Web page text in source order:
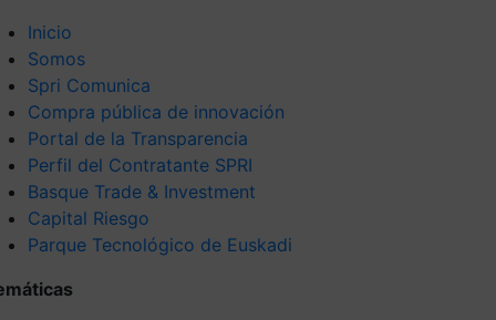
Inicio
Somos
Spri Comunica
Compra pública de innovación
Portal de la Transparencia
Perfil del Contratante SPRI
Basque Trade & Investment
Capital Riesgo
Parque Tecnológico de Euskadi